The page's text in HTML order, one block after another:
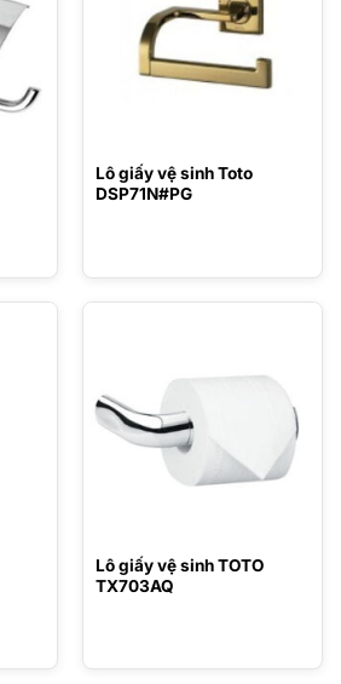
Lô giấy vệ sinh Toto
DSP71N#PG
Lô giấy vệ sinh TOTO
TX703AQ